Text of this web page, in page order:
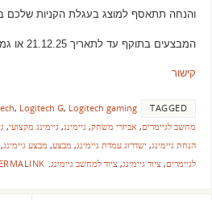
והנחה תתאסף למוצג בעגלת הקניות שלכם
המבצעים בתוקף עד לתאריך 21.12.25 או
קישור
TAGGED
, Logitech G, Logitech gaming
מחשב לגיימרים, אביזרי משחק, גיימינג, גיימינג מקצועי,
הנחת גיימינג, ישדרוג עמדת גיימינג, מבצע, מבצע גיימינג,
לגיימרים, ציוד גיימינג, ציוד למחשב גיימינג.